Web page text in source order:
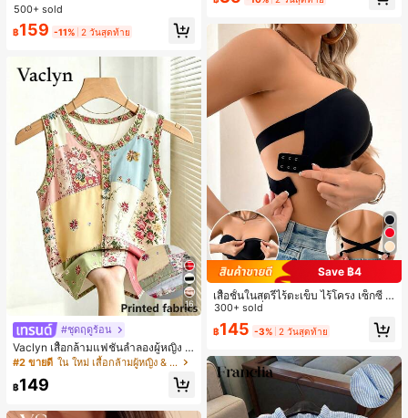
าลัย
500+ sold
฿159 -11% 2 วันสุดท้าย
16
#ชุดฤดูร้อน
Vaclyn เสื้อกล้ามแฟชั่นลำลองผู้หญิง ล
ายแพตช์เวิร์ก แขนกุด คอกลม ติดกระดุ
#2 ขายดี ใน ใหม่ เสื้อกล้ามผู้หญิง & Camis
฿149
เกือบหมดแล้ว!
Save ฿4
เสื้อชั้นในสตรีไร้ตะเข็บ ไร้โครง เซ็กซี่ ด้
านข้างไม่ลื่น แผ่นรองถอดได้ ลายไขว้ห
ลัง ไร้สาย สบายตลอดวัน
300+ sold
฿145 -3% 2 วันสุดท้าย